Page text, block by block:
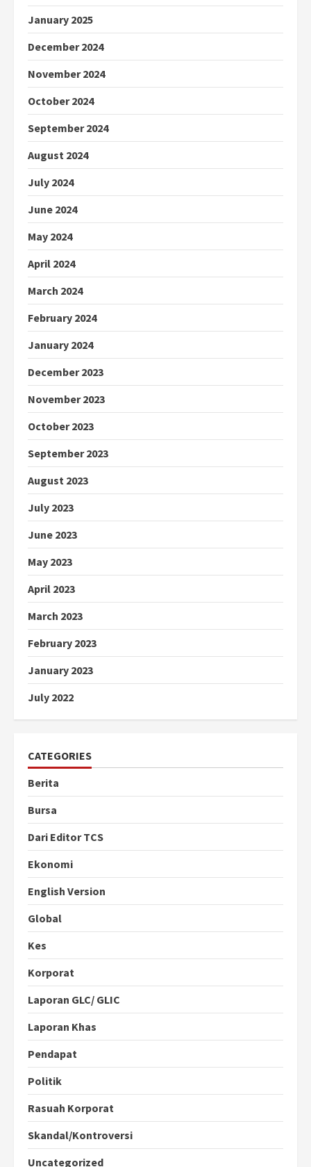
January 2025
December 2024
November 2024
October 2024
September 2024
August 2024
July 2024
June 2024
May 2024
April 2024
March 2024
February 2024
January 2024
December 2023
November 2023
October 2023
September 2023
August 2023
July 2023
June 2023
May 2023
April 2023
March 2023
February 2023
January 2023
July 2022
CATEGORIES
Berita
Bursa
Dari Editor TCS
Ekonomi
English Version
Global
Kes
Korporat
Laporan GLC/ GLIC
Laporan Khas
Pendapat
Politik
Rasuah Korporat
Skandal/Kontroversi
Uncategorized